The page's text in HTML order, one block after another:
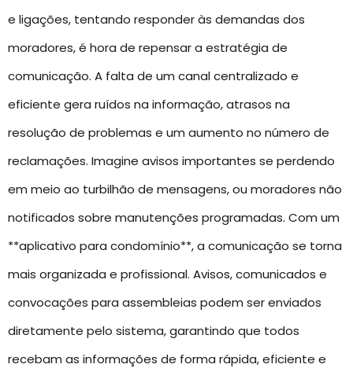
e ligações, tentando responder às demandas dos
moradores, é hora de repensar a estratégia de
comunicação. A falta de um canal centralizado e
eficiente gera ruídos na informação, atrasos na
resolução de problemas e um aumento no número de
reclamações. Imagine avisos importantes se perdendo
em meio ao turbilhão de mensagens, ou moradores não
notificados sobre manutenções programadas. Com um
**aplicativo para condomínio**, a comunicação se torna
mais organizada e profissional. Avisos, comunicados e
convocações para assembleias podem ser enviados
diretamente pelo sistema, garantindo que todos
recebam as informações de forma rápida, eficiente e